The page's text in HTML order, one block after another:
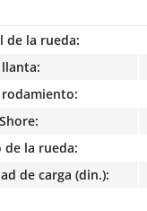
de la rueda:
de la rueda:
de carga (din.):